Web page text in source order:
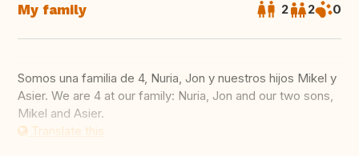
My family 2 2 0
Somos una familia de 4, Nuria, Jon y nuestros hijos Mikel y
Asier. We are 4 at our family: Nuria, Jon and our two sons,
Mikel and Asier.
Translate this